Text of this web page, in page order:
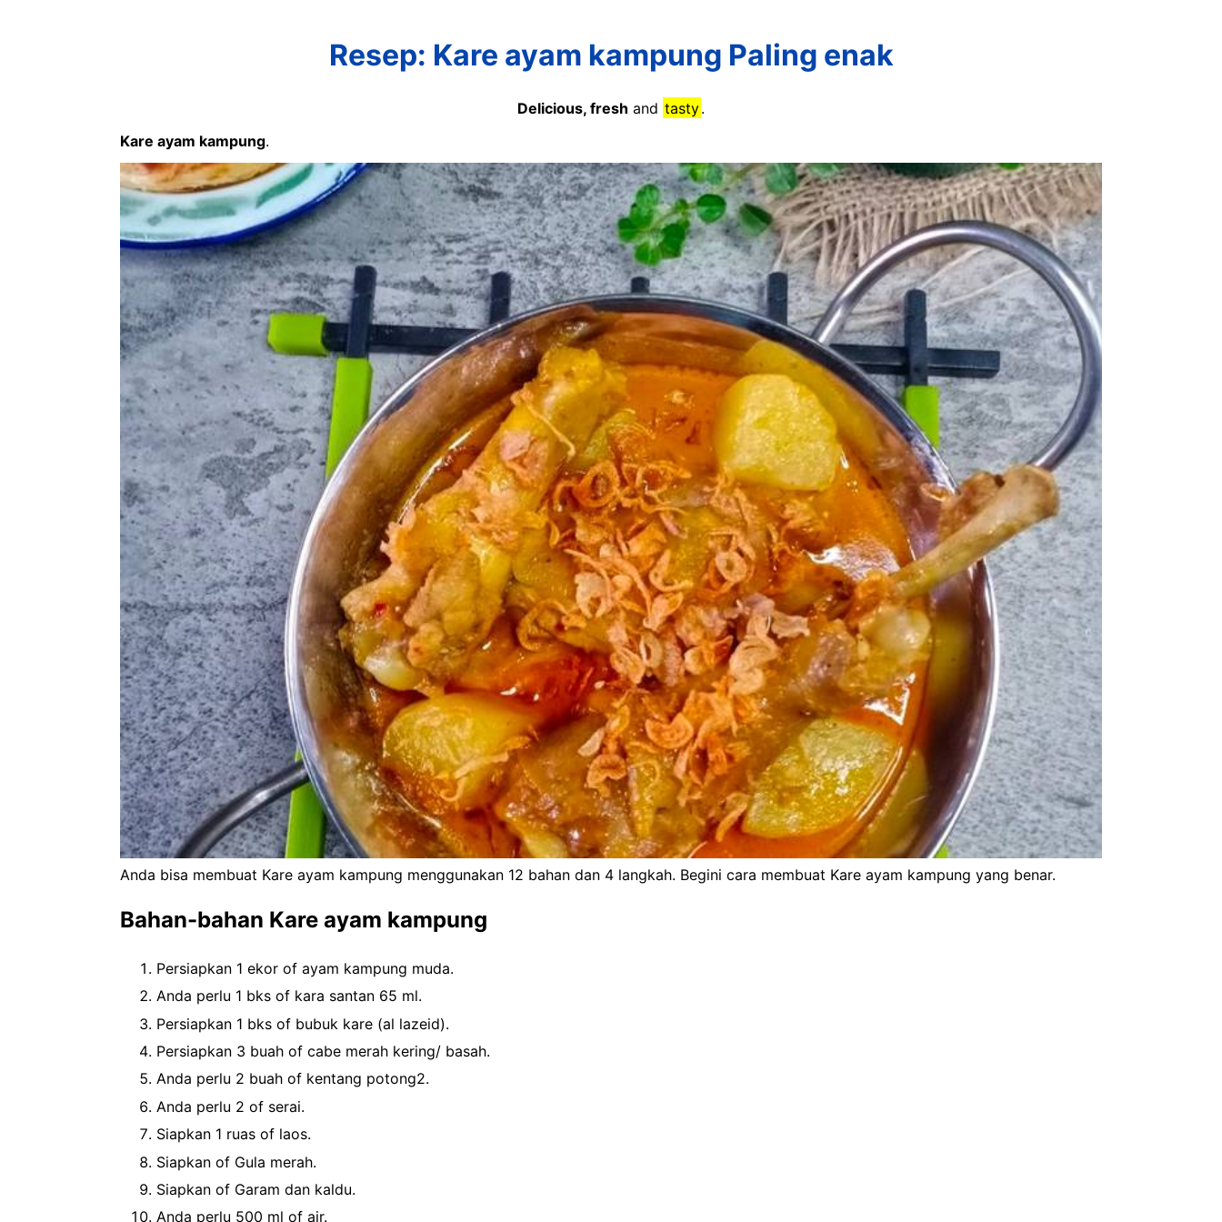
Resep: Kare ayam kampung Paling enak
Delicious, fresh and tasty.
Kare ayam kampung.
Anda bisa membuat Kare ayam kampung menggunakan 12 bahan dan 4 langkah. Begini cara membuat Kare ayam kampung yang benar.
Bahan-bahan Kare ayam kampung
Persiapkan 1 ekor of ayam kampung muda.
Anda perlu 1 bks of kara santan 65 ml.
Persiapkan 1 bks of bubuk kare (al lazeid).
Persiapkan 3 buah of cabe merah kering/ basah.
Anda perlu 2 buah of kentang potong2.
Anda perlu 2 of serai.
Siapkan 1 ruas of laos.
Siapkan of Gula merah.
Siapkan of Garam dan kaldu.
Anda perlu 500 ml of air.